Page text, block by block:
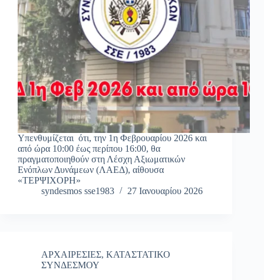
Υπενθυμίζεται ότι, την 1η Φεβρουαρίου 2026 και
από ώρα 10:00 έως περίπου 16:00, θα
πραγματοποιηθούν στη Λέσχη Αξιωματικών
Ενόπλων Δυνάμεων (ΛΑΕΔ), αίθουσα
«ΤΕΡΨΙΧΟΡΗ»
syndesmos sse1983
27 Ιανουαρίου 2026
ΑΡΧΑΙΡΕΣΙΕΣ, ΚΑΤΑΣΤΑΤΙΚΟ
ΣΥΝΔΕΣΜΟΥ